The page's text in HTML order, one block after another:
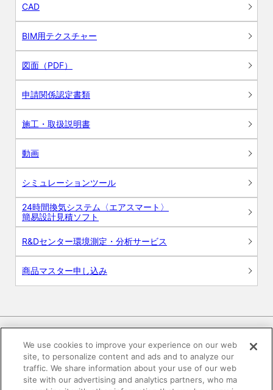
CAD
BIM用テクスチャー
図面（PDF）
申請関係認定書類
施工・取扱説明書
動画
シミュレーションツール
24時間換気システム〈エアスマート〉
簡易設計見積ソフト
R&Dセンター環境測定・分析サービス
商品マスター申し込み
電子公告 このWEBサイトについて
We use cookies to improve your experience on our web
site, to personalize content and ads and to analyze our
traffic. We share information about your use of our web
site with our advertising and analytics partners, who ma